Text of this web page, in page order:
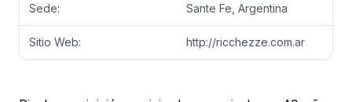
Sede: Sante Fe, Argentina
Sitio Web: http://ricchezze.com.ar